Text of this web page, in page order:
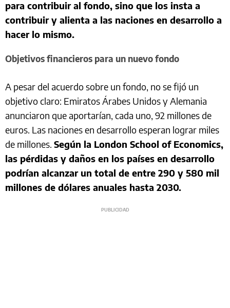
para contribuir al fondo, sino que los insta a
contribuir y alienta a las naciones en desarrollo a
hacer lo mismo.
Objetivos financieros para un nuevo fondo
A pesar del acuerdo sobre un fondo, no se fijó un
objetivo claro: Emiratos Árabes Unidos y Alemania
anunciaron que aportarían, cada uno, 92 millones de
euros. Las naciones en desarrollo esperan lograr miles
de millones. Según la London School of Economics,
las pérdidas y daños en los países en desarrollo
podrían alcanzar un total de entre 290 y 580 mil
millones de dólares anuales hasta 2030.